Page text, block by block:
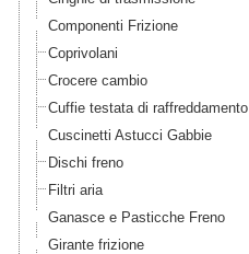
Componenti Frizione
Coprivolani
Crocere cambio
Cuffie testata di raffreddamento
Cuscinetti Astucci Gabbie
Dischi freno
Filtri aria
Ganasce e Pasticche Freno
Girante frizione